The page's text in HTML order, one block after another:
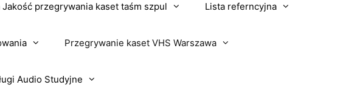
przegrywania kaset taśm szpul Lista referncyjna
Przegrywanie kaset VHS Warszawa
Audio Studyjne